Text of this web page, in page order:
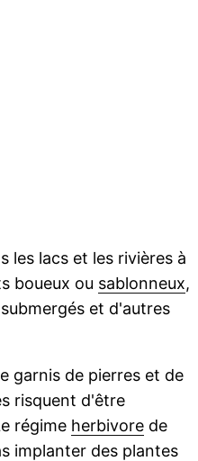
les lacs et les rivières à
boueux ou sablonneux,
et d'autres
garnis de pierres et de
risquent d'être
régime herbivorede
implanter des plantes